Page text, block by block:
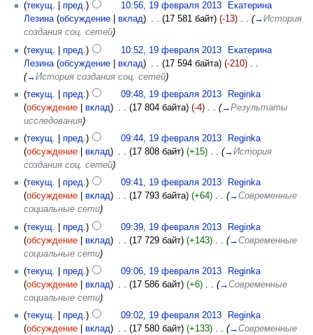
(текущ. пред.) 10:56, 19 февраля 2013
Екатерина
Лезина (обсуждение вклад) . . (17 581 байт) (-13)‎ . . (→История
создания соц. сетей)
(текущ. пред. ) 10:52, 19 февраля 2013
Екатерина
Лезина (обсуждение вклад) (17 594 байта) (-210)‎
(→История создания соц. сетей)
(текущ. пред.) 09:48, 19 февраля 2013
Reginka
(обсуждение вклад) . . (17 804 байта) (-4)‎ . . (→Результаты
исследования)
(текущ. пред.) 09:44, 19 февраля 2013
Reginka
(обсуждение вклад) . . (17 808 байт) (+15)‎ . . (→История
создания соц. сетей)
(текущ. пред.) 09:41, 19 февраля 2013
Reginka
(обсуждение вклад) . . (17 793 байта) (+64)‎ . . (→Современные
социальные сети)
(текущ. пред. ) 09:39, 19 февраля 2013
Reginka
(обсуждение вклад) (17 729 байт) (+143)‎ (→Современные
социальные сети)
(текущ. пред.) 09:06, 19 февраля 2013
Reginka
(обсуждение вклад) . . (17 586 байт) (+6)‎ . . (→Современные
социальные сети)
(текущ. пред.) 09:02, 19 февраля 2013
Reginka
(обсуждение вклад) . . (17 580 байт) (+133)‎ . . (→Современные